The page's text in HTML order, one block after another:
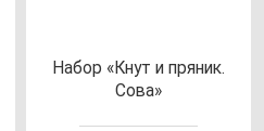
Набор «Кнут и пря­ник.
Сова»